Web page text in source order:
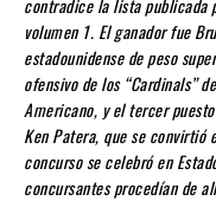
contradice la lista publicada
volumen 1. El ganador fue
estadounidense de peso
ofensivo de los “Cardinals”
Americano, y el tercer
Ken Patera, que se convirtió
concurso se celebró en
concursantes procedían de